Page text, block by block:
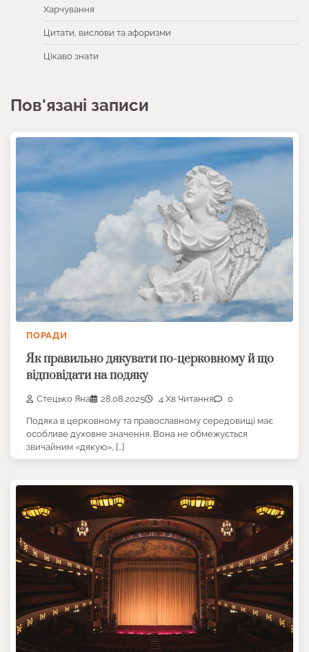
Харчування
Цитати, вислови та афоризми
Цікаво знати
Пов'язані записи
ПОРАДИ
Як правильно дякувати по-церковному й що
відповідати на подяку
Стецько Яна 28.08.2025 4 Хв Читання 0
Подяка в церковному та православному середовищі має
особливе духовне значення. Вона не обмежується
звичайним «дякую», […]